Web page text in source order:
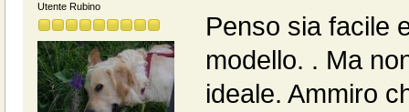
Utente Rubino
Penso sia facile
modello. . Ma
ideale. Ammiro